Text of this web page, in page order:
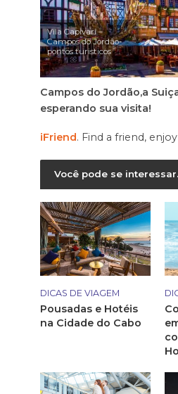
Vila Capivari –
Campos do Jordão-
pontos turisticos
Campos do Jordão,a
esperando sua visita!
iFriend. Find a friend,
Você pode se
DICAS DE VIAGEM
Pousadas e Hotéis
na Cidade do Cabo